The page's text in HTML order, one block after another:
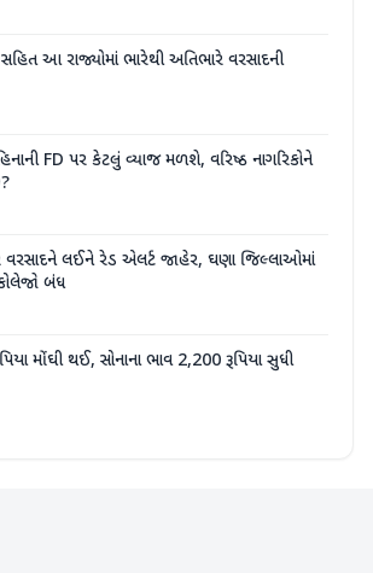
આ રાજ્યોમાં ભારેથી અતિભારે વરસાદની
FD પર કેટલું વ્યાજ મળશે, વરિષ્ઠ નાગરિકોને
વરસાદને લઈને રેડ એલર્ટ જાહેર, ઘણા જિલ્લાઓમાં
બંધ
મોંઘી થઈ, સોનાના ભાવ 2,200 રૂપિયા સુધી